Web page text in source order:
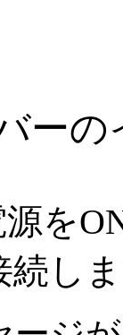
ーの
を
続し